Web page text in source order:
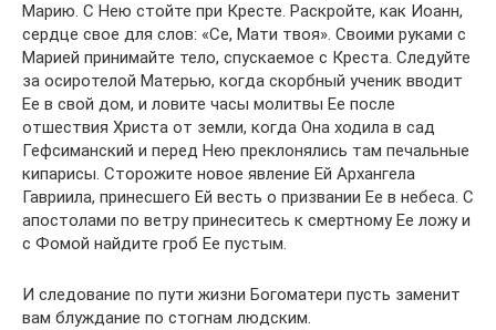
Марию. С Нею стойте при Кресте. Раскройте, как Иоанн,
сердце свое для слов: «Се, Мати твоя». Своими руками с
Марией принимайте тело, спускаемое с Креста. Следуйте
за осиротелой Матерью, когда скорбный ученик вводит
Ее в свой дом, и ловите часы молитвы Ее после
отшествия Христа от земли, когда Она ходила в сад
Гефсиманский и перед Нею преклонялись там печальные
кипарисы. Сторожите новое явление Ей Архангела
Гавриила, принесшего Ей весть о призвании Ее в небеса. С
апостолами по ветру принеситесь к смертному Ее ложу и
с Фомой найдите гроб Ее пустым.
И следование по пути жизни Богоматери пусть заменит
вам блуждание по стогнам людским.